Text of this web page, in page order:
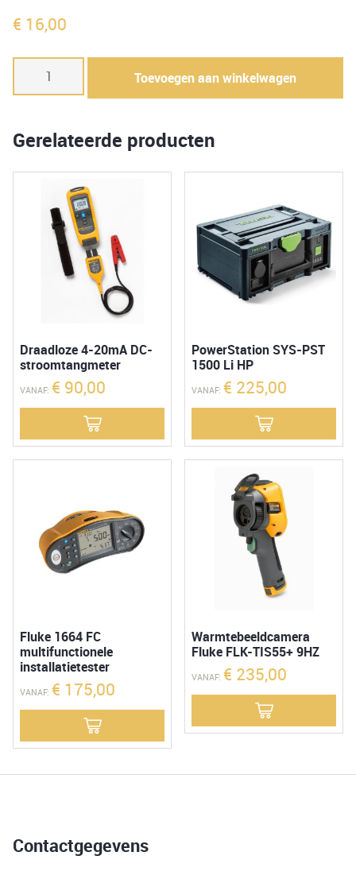
€ 16,00
D
&
8x
Toevoegen aan winkelwagen
Gerelateerde producten
Draadloze 4-20mA DC-
stroomtangmeter
VANAF: € 90,00
PowerStation SYS-PST
1500 Li HP
VANAF:€ 225,00
Fluke 1664 FC
multifunctionele
installatietester
VANAF: € 175,00
Warmtebeeldcamera
Fluke FLK-TIS55+ 9HZ
VANAF:€ 235,00
Contactgegevens